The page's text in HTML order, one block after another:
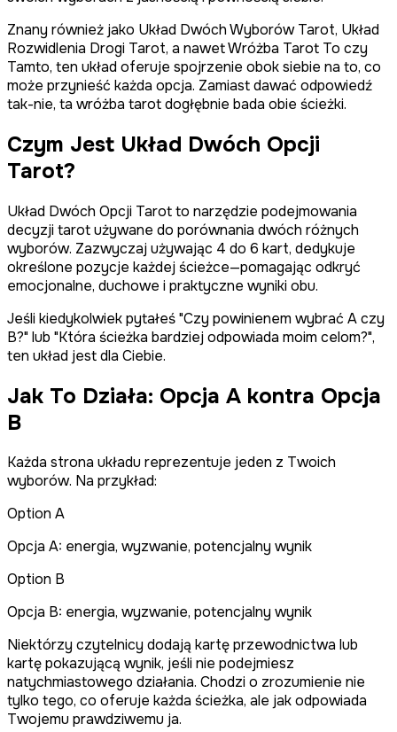
Znany również jako Układ Dwóch Wyborów Tarot, Układ
Rozwidlenia Drogi Tarot, a nawet Wróżba Tarot To czy
Tamto, ten układ oferuje spojrzenie obok siebie na to, co
może przynieść każda opcja. Zamiast dawać odpowiedź
tak-nie, ta wróżba tarot dogłębnie bada obie ścieżki.
Czym Jest Układ Dwóch Opcji
Tarot?
Układ Dwóch Opcji Tarot to narzędzie podejmowania
decyzji tarot używane do porównania dwóch różnych
wyborów. Zazwyczaj używając 4 do 6 kart, dedykuje
określone pozycje każdej ścieżce—pomagając odkryć
emocjonalne, duchowe i praktyczne wyniki obu.
Jeśli kiedykolwiek pytałeś "Czy powinienem wybrać A czy
B?" lub "Która ścieżka bardziej odpowiada moim celom?",
ten układ jest dla Ciebie.
Jak To Działa: Opcja A kontra Opcja
B
Każda strona układu reprezentuje jeden z Twoich
wyborów. Na przykład:
Option A
Opcja A: energia, wyzwanie, potencjalny wynik
Option B
Opcja B: energia, wyzwanie, potencjalny wynik
Niektórzy czytelnicy dodają kartę przewodnictwa lub
kartę pokazującą wynik, jeśli nie podejmiesz
natychmiastowego działania. Chodzi o zrozumienie nie
tylko tego, co oferuje każda ścieżka, ale jak odpowiada
Twojemu prawdziwemu ja.